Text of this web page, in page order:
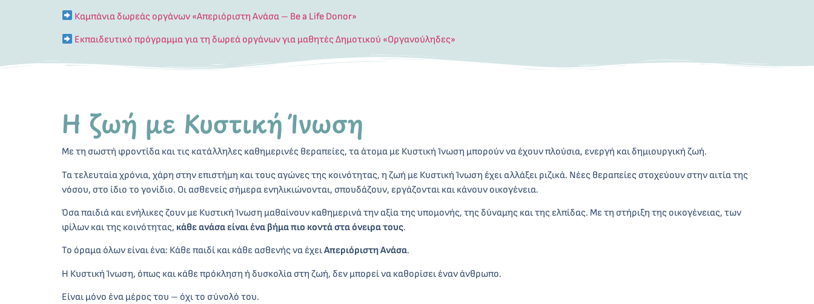
Καμπάνια δωρεάς οργάνων «Απεριόριστη Ανάσα – Be a Life Donor»
Εκπαιδευτικό πρόγραμμα για τη δωρεά οργάνων για μαθητές Δημοτικού «Οργανούληδες»
Η ζωή με Κυστική Ίνωση
Με τη σωστή φροντίδα και τις κατάλληλες καθημερινές θεραπείες, τα άτομα με Κυστική Ίνωση μπορούν να έχουν πλούσια, ενεργή και δημιουργική ζωή.
Τα τελευταία χρόνια, χάρη στην επιστήμη και τους αγώνες της κοινότητας, η ζωή με Κυστική Ίνωση έχει αλλάξει ριζικά. Νέες θεραπείες στοχεύουν στην αιτία της
νόσου, στο ίδιο το γονίδιο. Οι ασθενείς σήμερα ενηλικιώνονται, σπουδάζουν, εργάζονται και κάνουν οικογένεια.
Όσα παιδιά και ενήλικες ζουν με Κυστική Ίνωση μαθαίνουν καθημερινά την αξία της υπομονής, της δύναμης και της ελπίδας. Με τη στήριξη της οικογένειας, των
φίλων και της κοινότητας, κάθε ανάσα είναι ένα βήμα πιο κοντά στα όνειρα τους.
Το όραμα όλων είναι ένα: Κάθε παιδί και κάθε ασθενής να έχειΑπεριόριστη Ανάσα.
Η Κυστική Ίνωση, όπως και κάθε πρόκληση ή δυσκολία στη ζωή, δεν μπορεί να καθορίσει έναν άνθρωπο.
Είναι μόνο ένα μέρος του – όχι το σύνολό του.